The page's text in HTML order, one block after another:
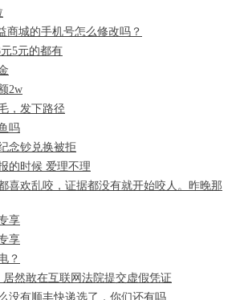
商城的手机号怎么修改吗？
5元的都有
2w
，发下路径
吗
念钞兑换被拒
的时候 爱理不理
喜欢乱咬，证据都没有就开始咬人。昨晚那
享
享
？
居然敢在互联网法院提交虚假凭证
没有顺丰快递选了，你们还有吗